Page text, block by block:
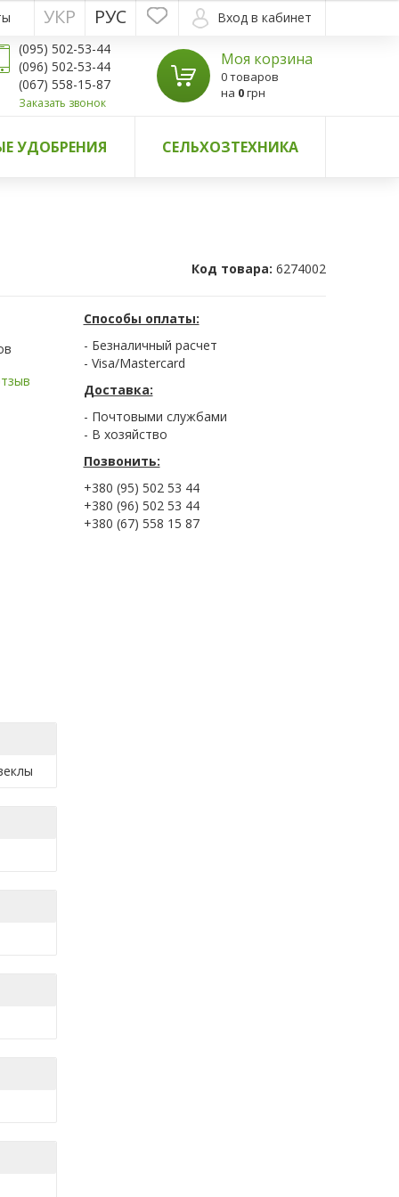
Вход в кабинет
РУС
УКР
(095) 502-53-44
(096) 502-53-44
(067) 558-15-87
Заказать звонок
Моя корзина
0 товаров
на 0грн
УДОБРЕНИЯ СЕЛЬХОЗТЕХНИКА
Код товара: 6274002
Способы оплаты:
- Безналичный расчет
- Visa/Mastercard
Доставка:
- Почтовыми службами
- В хозяйство
Позвонить:
+380 (95) 502 53 44
+380 (96) 502 53 44
+380 (67) 558 15 87